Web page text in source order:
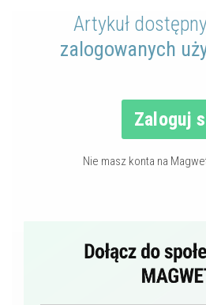
Artykuł
zalogowanych
Zaloguj
Nie masz konta na